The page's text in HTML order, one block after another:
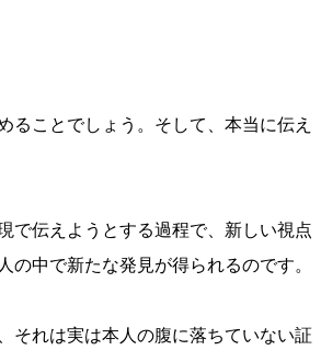
ることでしょう。そして、本当に伝え
で伝えようとする過程で、新しい視点
中で新たな発見が得られるのです。
それは実は本人の腹に落ちていない証